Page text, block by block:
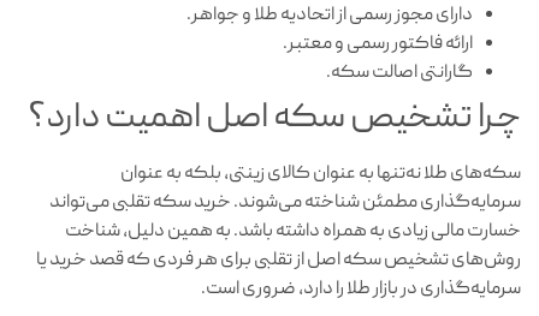
دارای مجوز رسمی از اتحادیه طلا و جواهر.
ارائه فاکتور رسمی و معتبر.
گارانتی اصالت سکه.
چرا تشخیص سکه اصل اهمیت دارد؟
سکه‌های طلا نه‌تنها به عنوان کالای زینتی، بلکه به عنوان
سرمایه‌گذاری مطمئن شناخته می‌شوند. خرید سکه تقلبی می‌تواند
خسارت مالی زیادی به همراه داشته باشد. به همین دلیل، شناخت
روش‌های تشخیص سکه اصل از تقلبی برای هر فردی که قصد خرید یا
سرمایه‌گذاری در بازار طلا را دارد، ضروری است.